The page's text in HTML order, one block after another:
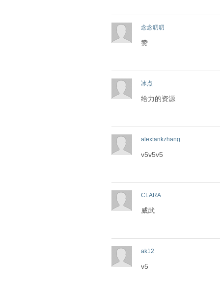
念念叨叨
赞
冰点
给力的资源
alextankzhang
v5v5v5
CLARA
威武
ak12
v5